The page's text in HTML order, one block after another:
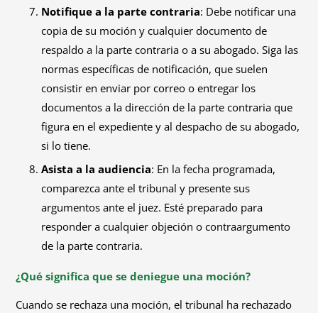
Notifique a la parte contraria: Debe notificar una
copia de su moción y cualquier documento de
respaldo a la parte contraria o a su abogado. Siga las
normas específicas de notificación, que suelen
consistir en enviar por correo o entregar los
documentos a la dirección de la parte contraria que
figura en el expediente y al despacho de su abogado,
si lo tiene.
Asista a la audiencia: En la fecha programada,
comparezca ante el tribunal y presente sus
argumentos ante el juez. Esté preparado para
responder a cualquier objeción o contraargumento
de la parte contraria.
¿Qué significa que se deniegue una moción?
Cuando se rechaza una moción, el tribunal ha rechazado